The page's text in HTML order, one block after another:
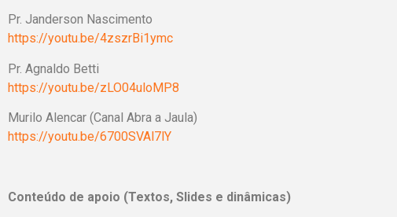
Pr. Janderson Nascimento
https://youtu.be/4zszrBi1ymc
Pr. Agnaldo Betti
https://youtu.be/zLO04uloMP8
Murilo Alencar (Canal Abra a Jaula)
https://youtu.be/6700SVAl7lY
Conteúdo de apoio (Textos, Slides e dinâmicas)